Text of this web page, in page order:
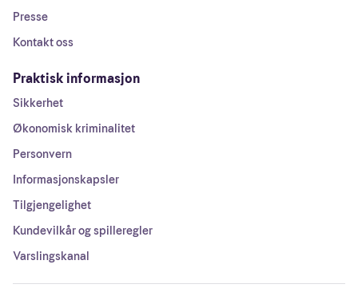
Presse
Kontakt oss
Praktisk informasjon
Sikkerhet
Økonomisk kriminalitet
Personvern
Informasjonskapsler
Tilgjengelighet
Kundevilkår og spilleregler
Varslingskanal